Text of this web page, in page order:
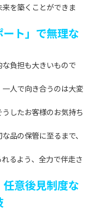
を築くことができま
ト」で無理な
負担も大きいもので
人で向き合うのは大変
したお客様のお気持ち
品の保管に至るまで、
るよう、全力で伴走さ
意後見制度な